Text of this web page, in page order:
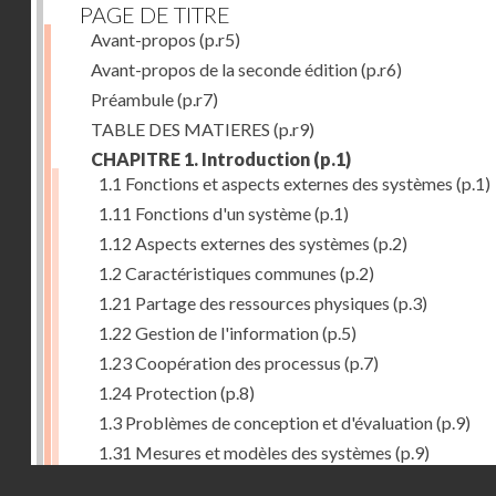
PAGE DE TITRE
Avant-propos (p.r5)
Avant-propos de la seconde édition(p.r6)
Préambule(p.r7)
TABLE DES MATIERES (p.r9)
CHAPITRE 1. Introduction (p.1)
1.1 Fonctions et aspects externes des systèmes (p.1)
1.11 Fonctions d'un système(p.1)
1.12 Aspects externes des systèmes (p.2)
1.2 Caractéristiques communes (p.2)
1.21 Partage des ressources physiques (p.3)
1.22 Gestion de l'information(p.5)
1.23 Coopération des processus (p.7)
1.24 Protection(p.8)
1.3 Problèmes de conception et d'évaluation(p.9)
1.31 Mesures et modèles des systèmes (p.9)